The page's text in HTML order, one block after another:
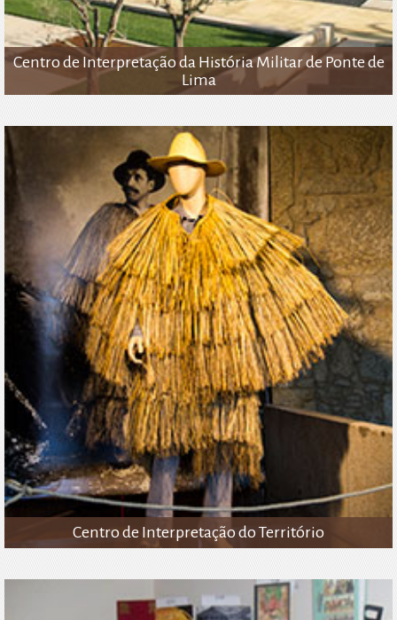
Centro de Interpretação da História Militar de Ponte de
Lima
Centro de Interpretação do Território